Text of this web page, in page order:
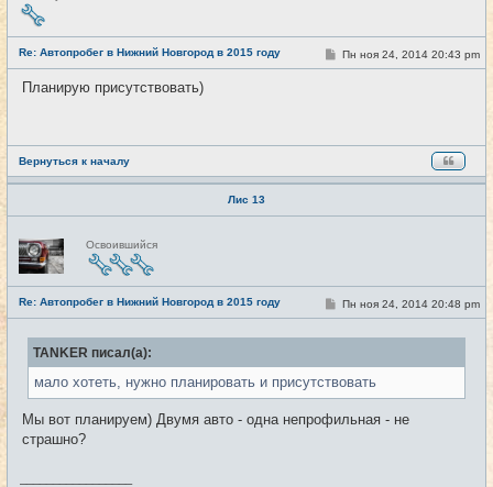
е
в
т
и
Re: Автопробег в Нижний Новгород в 2015 году #20
С
о
и
Пн ноя 24, 2014 20:43 pm
Планирую присутствовать)
Вернуться к началу
Лис 13
Н
е
в
с
е
т
и
Освоившийся
Re: Автопробег в Нижний Новгород в 2015 году #21
С
о
е
н
Пн ноя 24, 2014 20:48 pm
TANKER писал(а):
мало хотеть, нужно планировать и присутствовать
Мы вот планируем) Двумя авто - одна непрофильная - не
страшно?